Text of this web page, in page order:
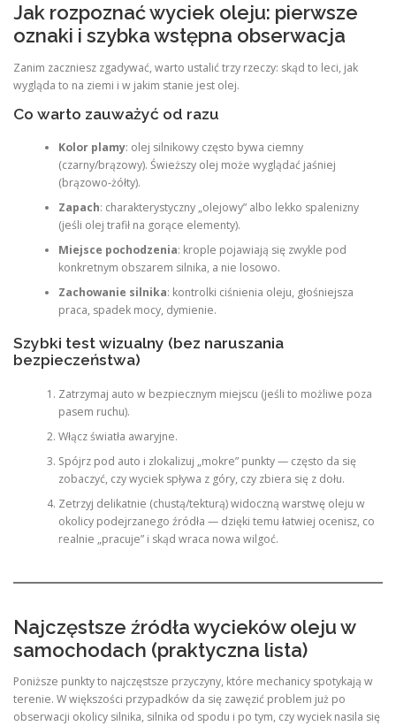
Jak rozpoznać wyciek oleju: pierwsze
oznaki i szybka wstępna obserwacja
Zanim zaczniesz zgadywać, warto ustalić trzy rzeczy: skąd to leci, jak
wygląda to na ziemi i w jakim stanie jest olej.
Co warto zauważyć od razu
Kolor plamy: olej silnikowy często bywa ciemny
(czarny/brązowy). Świeższy olej może wyglądać jaśniej
(brązowo-żółty).
Zapach: charakterystyczny „olejowy” albo lekko spalenizny
(jeśli olej trafił na gorące elementy).
Miejsce pochodzenia: krople pojawiają się zwykle pod
konkretnym obszarem silnika, a nie losowo.
Zachowanie silnika: kontrolki ciśnienia oleju, głośniejsza
praca, spadek mocy, dymienie.
Szybki test wizualny (bez naruszania
bezpieczeństwa)
Zatrzymaj auto w bezpiecznym miejscu (jeśli to możliwe poza
pasem ruchu).
Włącz światła awaryjne.
Spójrz pod auto i zlokalizuj „mokre” punkty — często da się
zobaczyć, czy wyciek spływa z góry, czy zbiera się z dołu.
Zetrzyj delikatnie (chustą/tekturą) widoczną warstwę oleju w
okolicy podejrzanego źródła — dzięki temu łatwiej ocenisz, co
realnie „pracuje” i skąd wraca nowa wilgoć.
Najczęstsze źródła wycieków oleju w
samochodach (praktyczna lista)
Poniższe punkty to najczęstsze przyczyny, które mechanicy spotykają w
terenie. W większości przypadków da się zawęzić problem już po
obserwacji okolicy silnika, silnika od spodu i po tym, czy wyciek nasila się